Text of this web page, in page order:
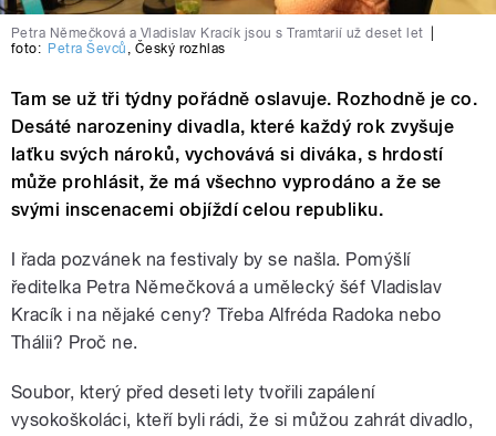
Petra Němečková a Vladislav Kracík jsou s Tramtarií už deset let
foto: Petra Ševců , Český rozhlas
Tam se už tři týdny pořádně oslavuje. Rozhodně je co.
Desáté narozeniny divadla, které každý rok zvyšuje
laťku svých nároků, vychovává si diváka, s hrdostí
může prohlásit, že má všechno vyprodáno a že se
svými inscenacemi objíždí celou republiku.
I řada pozvánek na festivaly by se našla. Pomýšlí
ředitelka Petra Němečková a umělecký šéf Vladislav
Kracík i na nějaké ceny? Třeba Alfréda Radoka nebo
Thálii? Proč ne.
Soubor, který před deseti lety tvořili zapálení
vysokoškoláci, kteří byli rádi, že si můžou zahrát divadlo,